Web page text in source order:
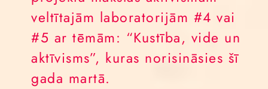
veltītajām laboratorijām #4 vai
#5 ar tēmām: “Kustība, vide un
aktīvisms”, kuras norisināsies šī
gada martā.